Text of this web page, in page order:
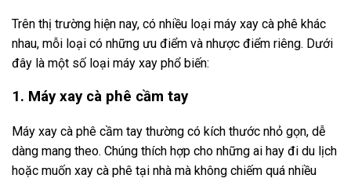
Trên thị trường hiện nay, có nhiều loại máy xay cà phê khác
nhau, mỗi loại có những ưu điểm và nhược điểm riêng. Dưới
đây là một số loại máy xay phổ biến:
1. Máy xay cà phê cầm tay
Máy xay cà phê cầm tay thường có kích thước nhỏ gọn, dễ
dàng mang theo. Chúng thích hợp cho những ai hay đi du lịch
hoặc muốn xay cà phê tại nhà mà không chiếm quá nhiều